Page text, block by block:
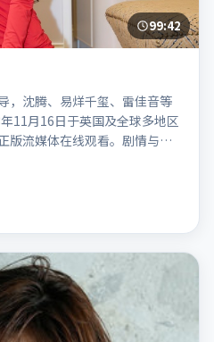
99:42
，沈腾、易烊千玺、雷佳音等
11月16日于英国及全球多地区
版流媒体在线观看。剧情与看
，张力十足，兼具社会观察与
回廊」「冯小刚」「犯罪」
16上映」等关键词的影迷阅读